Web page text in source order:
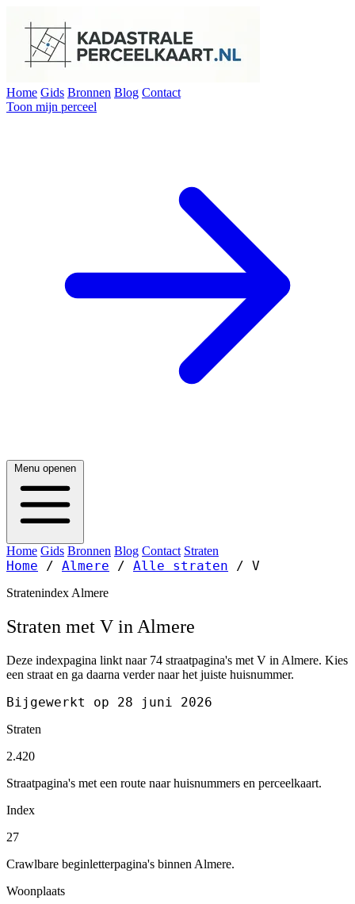
Home Gids Bronnen Blog Contact
Toon mijn perceel
Menu openen
Home Gids Bronnen Blog Contact Straten
Home / Almere / Alle straten / V
Stratenindex Almere
Straten met V in Almere
Deze indexpagina linkt naar 74 straatpagina's met V in Almere. Kies
een straat en ga daarna verder naar het juiste huisnummer.
Bijgewerkt op 28 juni 2026
Straten
2.420
Straatpagina's met een route naar huisnummers en perceelkaart.
Index
27
Crawlbare beginletterpagina's binnen Almere.
Woonplaats